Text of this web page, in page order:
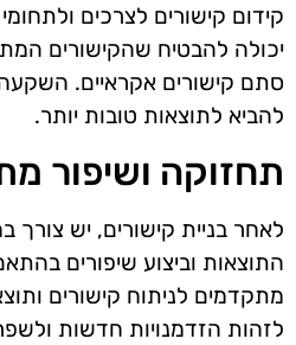
קידום קישורים לצרכים
יכולה להבטיח שהקישורים
סתם קישורים אקראיים.
להביא לתוצאות טובות יותר.
תחזוקה ושיפור
לאחר בניית קישורים, יש
התוצאות וביצוע שיפורים
מתקדמים לניתוח קישורים
לזהות הזדמנויות חדשות